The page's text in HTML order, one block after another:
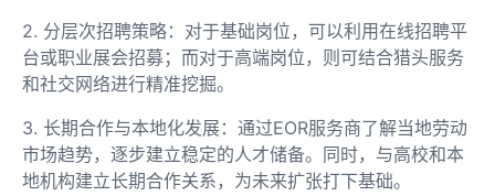
2. 分层次招聘策略：对于基础岗位，可以利用在线招聘平
台或职业展会招募；而对于高端岗位，则可结合猎头服务
和社交网络进行精准挖掘。
3. 长期合作与本地化发展：通过EOR服务商了解当地劳动
市场趋势，逐步建立稳定的人才储备。同时，与高校和本
地机构建立长期合作关系，为未来扩张打下基础。